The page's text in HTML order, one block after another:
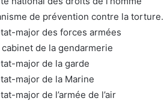
de prévention contre la torture.
major des forces armées
de la gendarmerie
major de la garde
major de la Marine
major de l’armée de l’air